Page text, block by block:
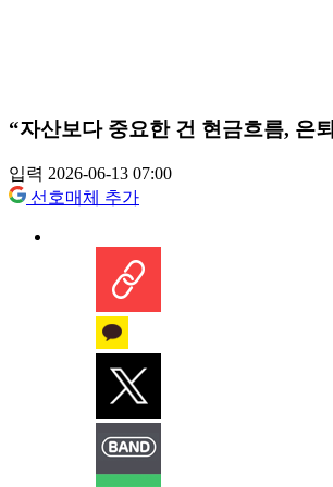
“자산보다 중요한 건 현금흐름, 은
입력 2026-06-13 07:00
선호매체 추가